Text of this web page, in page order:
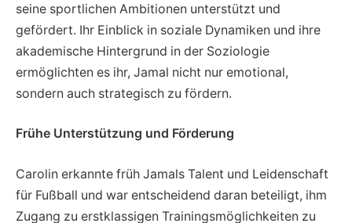
seine sportlichen Ambitionen unterstützt und
gefördert. Ihr Einblick in soziale Dynamiken und ihre
akademische Hintergrund in der Soziologie
ermöglichten es ihr, Jamal nicht nur emotional,
sondern auch strategisch zu fördern.
Frühe Unterstützung und Förderung
Carolin erkannte früh Jamals Talent und Leidenschaft
für Fußball und war entscheidend daran beteiligt, ihm
Zugang zu erstklassigen Trainingsmöglichkeiten zu